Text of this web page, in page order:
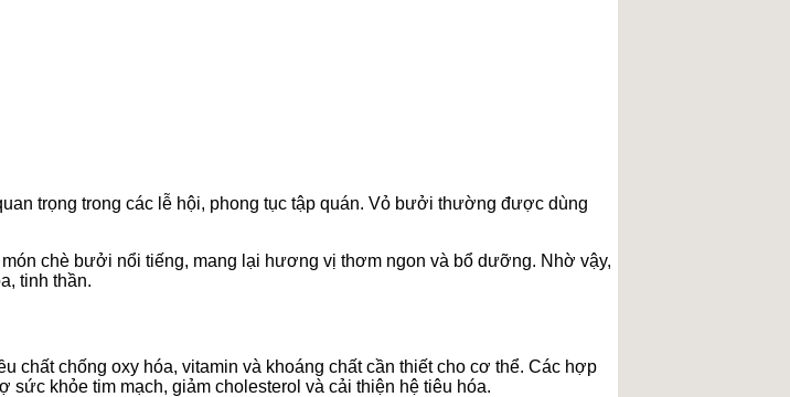
trọng trong các lễ hội, phong tục tập quán. Vỏ bưởi thường được dùng
chè bưởi nổi tiếng, mang lại hương vị thơm ngon và bổ dưỡng. Nhờ vậy,
tinh thần.
chất chống oxy hóa, vitamin và khoáng chất cần thiết cho cơ thể. Các hợp
khỏe tim mạch, giảm cholesterol và cải thiện hệ tiêu hóa.